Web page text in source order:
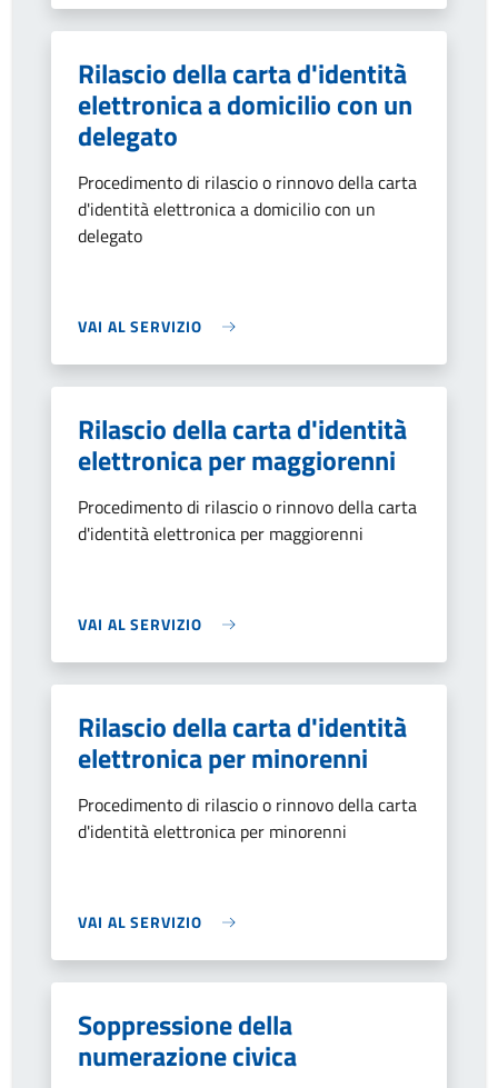
Rilascio della carta d'identità
elettronica a domicilio con un
delegato
Procedimento di rilascio o rinnovo della carta
d'identità elettronica a domicilio con un
delegato
VAI AL SERVIZIO
Rilascio della carta d'identità
elettronica per maggiorenni
Procedimento di rilascio o rinnovo della carta
d'identità elettronica per maggiorenni
VAI AL SERVIZIO
Rilascio della carta d'identità
elettronica per minorenni
Procedimento di rilascio o rinnovo della carta
d'identità elettronica per minorenni
VAI AL SERVIZIO
Soppressione della
numerazione civica